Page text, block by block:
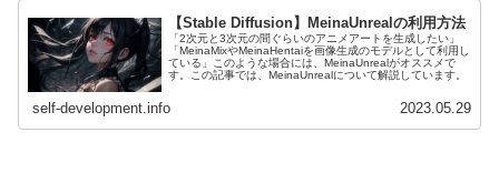
【Stable Diffusion】MeinaUnrealの利用方法
「2次元と3次元の間ぐらいのアニメアートを生成したい」
「MeinaMixやMeinaHentaiを画像生成のモデルとして利用し
ている」このような場合には、MeinaUnrealがオススメで
す。この記事では、MeinaUnrealについて解説しています。
self-development.info 2023.05.29